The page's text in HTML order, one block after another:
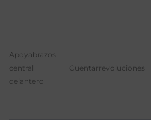
Apoyabrazos
central
delantero
Cuentarrevoluciones